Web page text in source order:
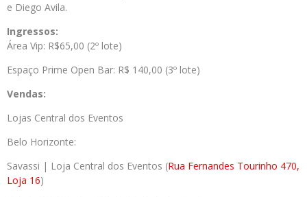
e Diego Avila.
Ingressos:
Área Vip: R$65,00 (2º lote)
Espaço Prime Open Bar: R$ 140,00 (3º lote)
Vendas:
Lojas Central dos Eventos
Belo Horizonte:
Savassi | Loja Central dos Eventos (Rua Fernandes Tourinho 470,
Loja 16)